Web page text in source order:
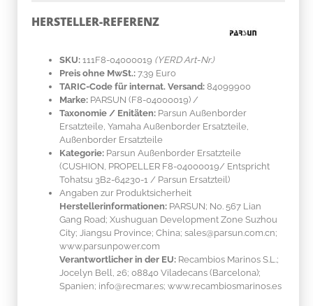
HERSTELLER-REFERENZ
SKU: 111F8-04000019 (YERD Art-Nr.)
Preis ohne MwSt.: 7.39 Euro
TARIC-Code für internat. Versand: 84099900
Marke: PARSUN (F8-04000019) /
Taxonomie / Enitäten: Parsun Außenborder
Ersatzteile, Yamaha Außenborder Ersatzteile,
Außenborder Ersatzteile
Kategorie: Parsun Außenborder Ersatzteile
(CUSHION, PROPELLER F8-04000019/ Entspricht
Tohatsu 3B2-64230-1 / Parsun Ersatzteil)
Angaben zur Produktsicherheit
Herstellerinformationen: PARSUN; No. 567 Lian
Gang Road; Xushuguan Development Zone Suzhou
City; Jiangsu Province; China; sales@parsun.com.cn;
www.parsunpower.com
Verantwortlicher in der EU: Recambios Marinos S.L.;
Jocelyn Bell, 26; 08840 Viladecans (Barcelona);
Spanien; info@recmar.es; www.recambiosmarinos.es